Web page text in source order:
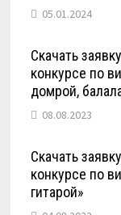
05.01.2024
Скачать
конкурсе по
домрой,
08.08.2023
Скачать
конкурсе по
гитарой»